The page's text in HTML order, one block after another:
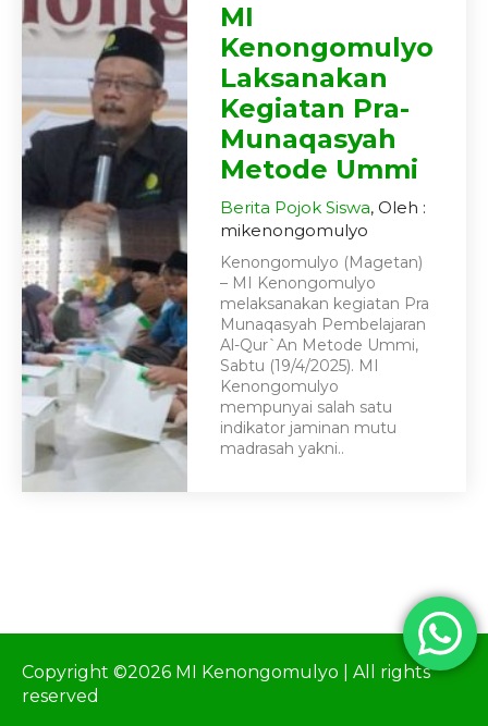
MI
Kenongomulyo
Laksanakan
Kegiatan Pra-
Munaqasyah
Metode Ummi
Berita Pojok Siswa, Oleh :
mikenongomulyo
Kenongomulyo (Magetan)
– MI Kenongomulyo
melaksanakan kegiatan Pra
Munaqasyah Pembelajaran
Al-Qur`An Metode Ummi,
Sabtu (19/4/2025). MI
Kenongomulyo
mempunyai salah satu
indikator jaminan mutu
madrasah yakni..
Copyright ©2026 MI Kenongomulyo | All rights
reserved